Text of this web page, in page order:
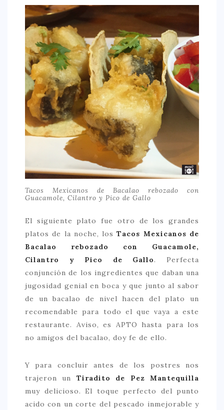
Tacos Mexicanos de Bacalao rebozado con
Guacamole, Cilantro y Pico de Gallo
El siguiente plato fue otro de los grandes
platos de la noche, losTacos Mexicanos de
Bacalao rebozado con Guacamole,
Cilantro y Pico de Gallo. Perfecta
conjunción de los ingredientes que daban una
jugosidad genial en boca y que junto al sabor
de un bacalao de nivel hacen del plato un
recomendable para todo el que vaya a este
restaurante. Aviso, es APTO hasta para los
no amigos del bacalao, doy fe de ello.
Y para concluir antes de los postres nos
trajeron un Tiradito de Pez Mantequilla
muy delicioso. El toque perfecto del punto
acido con un corte del pescado inmejorable y